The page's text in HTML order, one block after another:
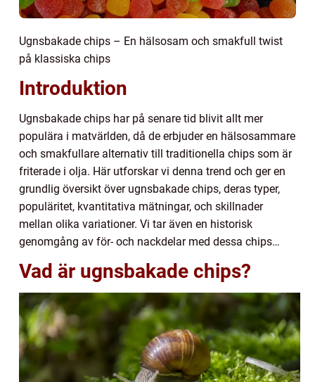
Ugnsbakade chips – En hälsosam och smakfull twist
på klassiska chips
Introduktion
Ugnsbakade chips har på senare tid blivit allt mer
populära i matvärlden, då de erbjuder en hälsosammare
och smakfullare alternativ till traditionella chips som är
friterade i olja. Här utforskar vi denna trend och ger en
grundlig översikt över ugnsbakade chips, deras typer,
populäritet, kvantitativa mätningar, och skillnader
mellan olika variationer. Vi tar även en historisk
genomgång av för- och nackdelar med dessa chips…
Vad är ugnsbakade chips?